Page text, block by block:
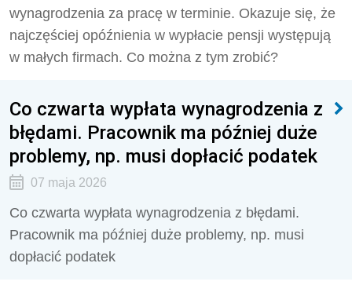
wynagrodzenia za pracę w terminie. Okazuje się, że
najczęściej opóźnienia w wypłacie pensji występują
w małych firmach. Co można z tym zrobić?
Co czwarta wypłata wynagrodzenia z
błędami. Pracownik ma później duże
problemy, np. musi dopłacić podatek
07 maja 2026
Co czwarta wypłata wynagrodzenia z błędami.
Pracownik ma później duże problemy, np. musi
dopłacić podatek